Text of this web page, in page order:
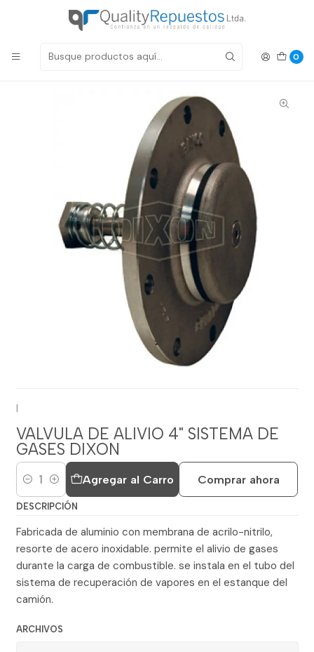
0
Despachos a todo Chile
|
VALVULA DE ALIVIO 4" SISTEMA DE
GASES DIXON
Cantidad Agregar al Carro Comprar ahora
DESCRIPCIÓN
Fabricada de aluminio con membrana de acrilo-nitrilo,
resorte de acero inoxidable. permite el alivio de gases
durante la carga de combustible. se instala en el tubo del
sistema de recuperación de vapores en el estanque del
camión.
ARCHIVOS